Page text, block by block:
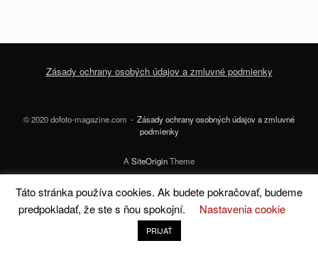
Zásady ochrany osobých údajov a zmluvné podmienky
© 2020 dofoto-magazine.com
Zásady ochrany osobných údajov a zmluvné
podmienky
A SiteOriginTheme
Táto stránka používa cookies. Ak budete pokračovať, budeme
predpokladať, že ste s ňou spokojní.
Nastavenia cookie
PRIJAŤ